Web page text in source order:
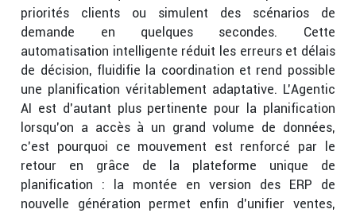
priorités clients ou simulent des scénarios de
demande en quelques secondes. Cette
automatisation intelligente réduit les erreurs et délais
de décision, fluidifie la coordination et rend possible
une planification véritablement adaptative. L’Agentic
AI est d’autant plus pertinente pour la planification
lorsqu’on a accès à un grand volume de données,
c’est pourquoi ce mouvement est renforcé par le
retour en grâce de la plateforme unique de
planification : la montée en version des ERP de
nouvelle génération permet enfin d’unifier ventes,